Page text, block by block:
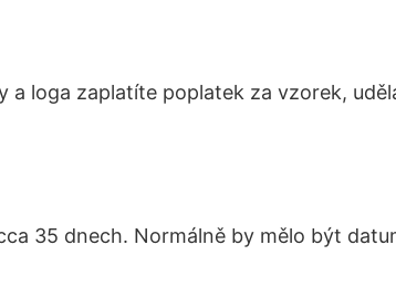
a loga zaplatíte poplatek za vzorek,
35 dnech. Normálně by mělo být